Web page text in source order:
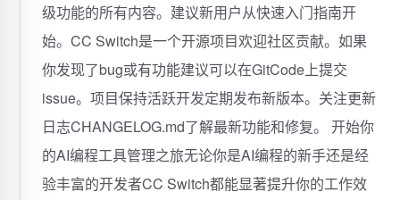
级功能的所有内容。建议新用户从快速入门指南开
始。CC Switch是一个开源项目欢迎社区贡献。如果
你发现了bug或有功能建议可以在GitCode上提交
issue。项目保持活跃开发定期发布新版本。关注更新
日志CHANGELOG.md了解最新功能和修复。 开始你
的AI编程工具管理之旅无论你是AI编程的新手还是经
验丰富的开发者CC Switch都能显著提升你的工作效